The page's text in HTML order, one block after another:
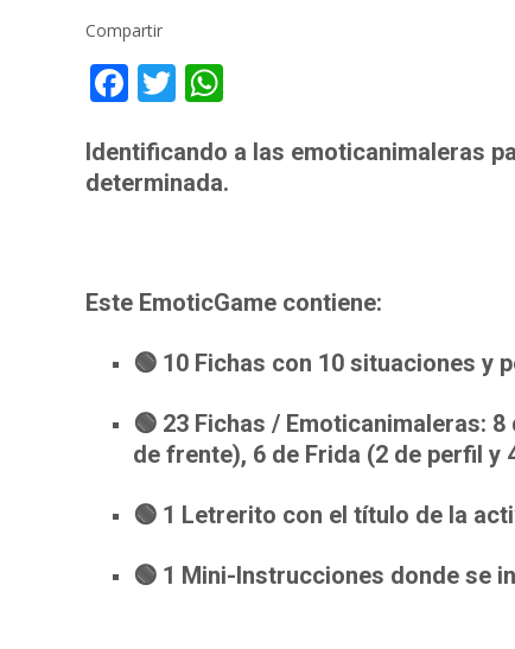
Compartir
F
e
b
k
T
itt
er
at
s
p
Identificando a las emoticanimaleras
determinada.
Este EmoticGame contiene:
🟢 10 Fichas con 10 situaciones y
🟢 23 Fichas / Emoticanimaleras:
de frente), 6 de Frida (2 de perfil
🟢 1 Letrerito con el título de la
🟢 1 Mini-Instrucciones donde se